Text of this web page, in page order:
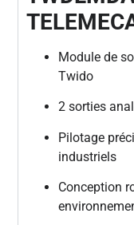
Module de
Twido
2 sorties
Pilotage
industriels
Conception